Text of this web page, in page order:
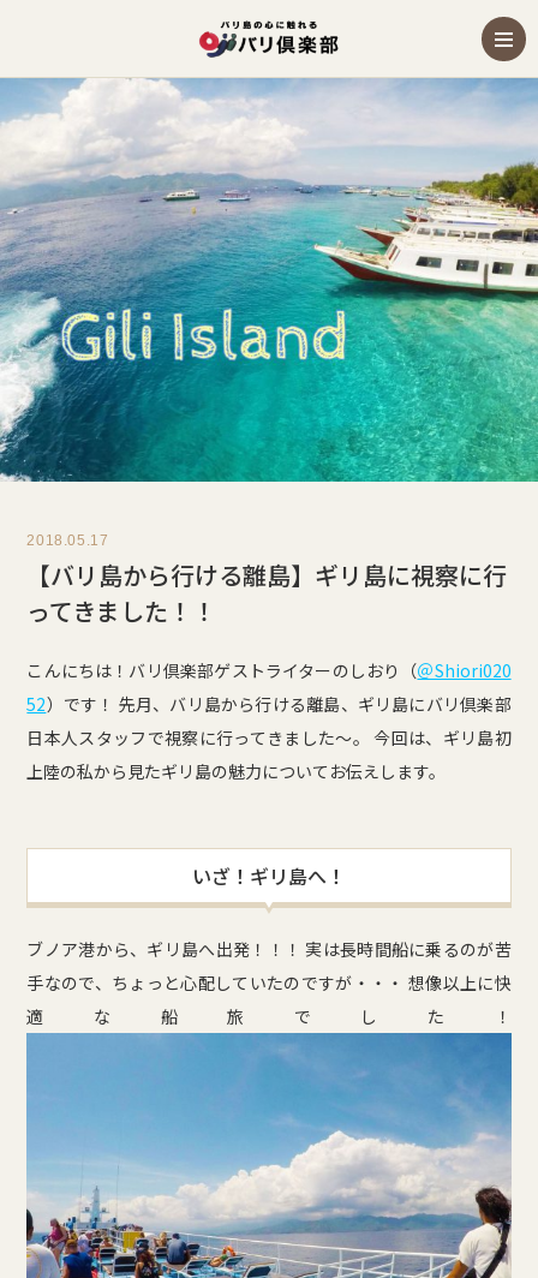
2018.05.17
【バリ島から行ける離島】ギリ島に視察に行
ってきました！！
こんにちは！バリ倶楽部ゲストライターのしおり（＠Shiori020
52）です！ 先月、バリ島から行ける離島、ギリ島にバリ倶楽部
日本人スタッフで視察に行ってきました〜。 今回は、ギリ島初
上陸の私から見たギリ島の魅力についてお伝えします。
いざ！ギリ島へ！
ブノア港から、ギリ島へ出発！！！ 実は長時間船に乗るのが苦
手なので、ちょっと心配していたのですが・・・ 想像以上に快
適な船旅でした！